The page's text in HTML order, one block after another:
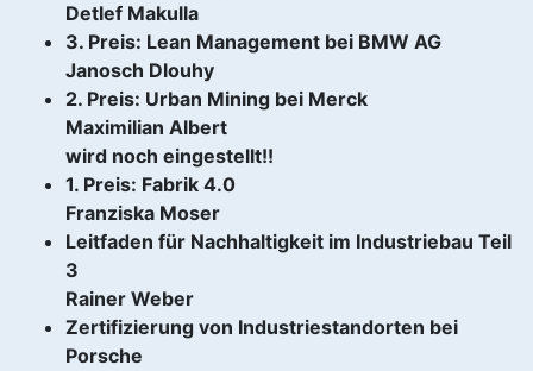
Detlef Makulla
3. Preis: Lean Management bei BMW AG
Janosch Dlouhy
2. Preis: Urban Mining bei Merck
Maximilian Albert
wird noch eingestellt!!
1. Preis: Fabrik 4.0
Franziska Moser
Leitfaden für Nachhaltigkeit im Industriebau Teil
3
Rainer Weber
Zertifizierung von Industriestandorten bei
Porsche